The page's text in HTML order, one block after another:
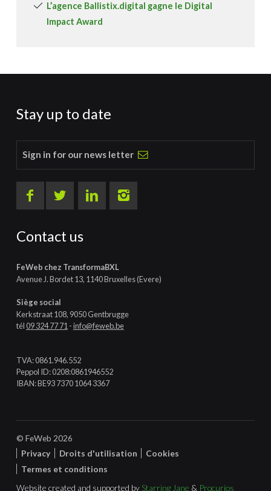
L’agence Ballistix.digital gagne le Digital
Impact Award
Stay up to date
Sign in for our news letter
Contact us
FeWeb chez TransformaBXL
Avenue J. Bordet 13, 1140 Bruxelles (Evere)
Siège social
Kerkstraat 108, 9050 Gentbrugge
tél09 324 77 71 -info@feweb.be
TVA: 0861.946.552
Peppol ID: 0208:0861946552
IBAN: BE93 7370 1064 3367
© FeWeb 2026
Privacy
Droits d'utilisation
Cookies
Termes et conditions
Website created and supported by Starring Jane & Procurios